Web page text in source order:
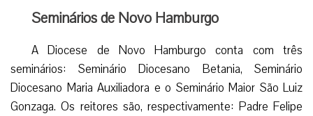
Seminários de Novo Hamburgo
A Diocese de Novo Hamburgo conta com três
seminários: Seminário Diocesano Betania, Seminário
Diocesano Maria Auxiliadora e o Seminário Maior São Luiz
Gonzaga. Os reitores são, respectivamente: Padre Felipe